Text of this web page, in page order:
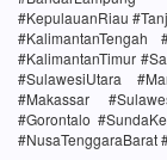
#KepulauanRiau
#KalimantanTengah
#KalimantanTimur
#SulawesiUtara
#Makassar
#Gorontalo
#NusaTenggaraBarat